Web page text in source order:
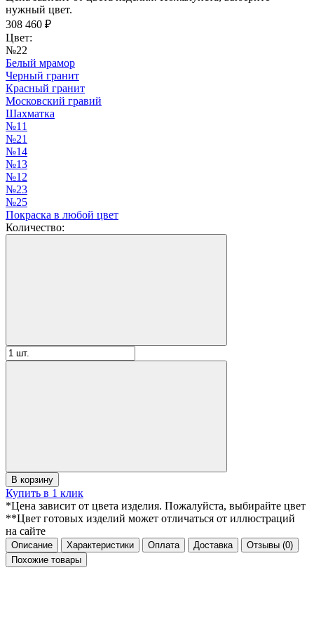
нужный цвет.
308 460 ₽
Цвет:
№22
Белый мрамор
Черный гранит
Красный гранит
Московский гравий
Шахматка
№11
№21
№14
№13
№12
№23
№25
Покраска в любой цвет
Количество:
В корзину
Купить в 1 клик
*Цена зависит от цвета изделия. Пожалуйста, выбирайте цвет
**Цвет готовых изделий может отличаться от иллюстраций
на сайте
Описание Характеристики Оплата Доставка Отзывы (0)
Похожие товары